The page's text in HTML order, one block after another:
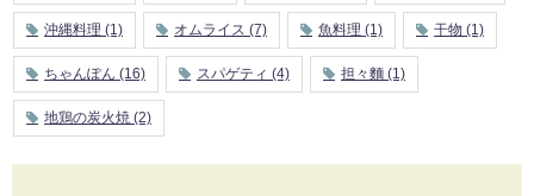
沖縄料理 (1) オムライス (7) 魚料理 (1) 干物 (1)
ちゃんぽん (16) スパゲティ (4) 担々麵 (1)
地鶏の炭火焼 (2)